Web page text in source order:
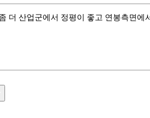
더 산업군에서 정평이 좋고 연봉측면